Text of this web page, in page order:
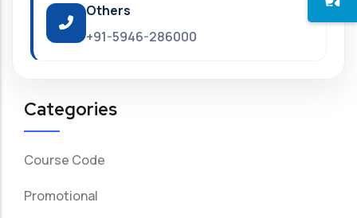
Others
+91-5946-286000
Categories
Course Code
Promotional